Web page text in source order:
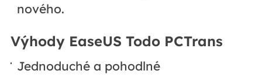
nového.
Výhody EaseUS Todo PCTrans
Jednoduché a pohodlné